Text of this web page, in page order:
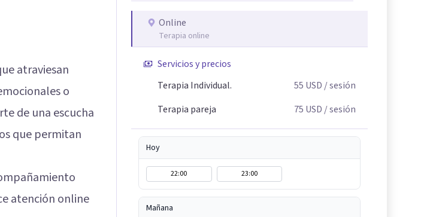
atraviesan
o
de una escucha
que permitan
atención online
Online
Terapia online
Servicios y precios
Terapia Individual.
55 USD / sesión
Terapia pareja
75 USD / sesión
Hoy
22:00 23:00
Mañana